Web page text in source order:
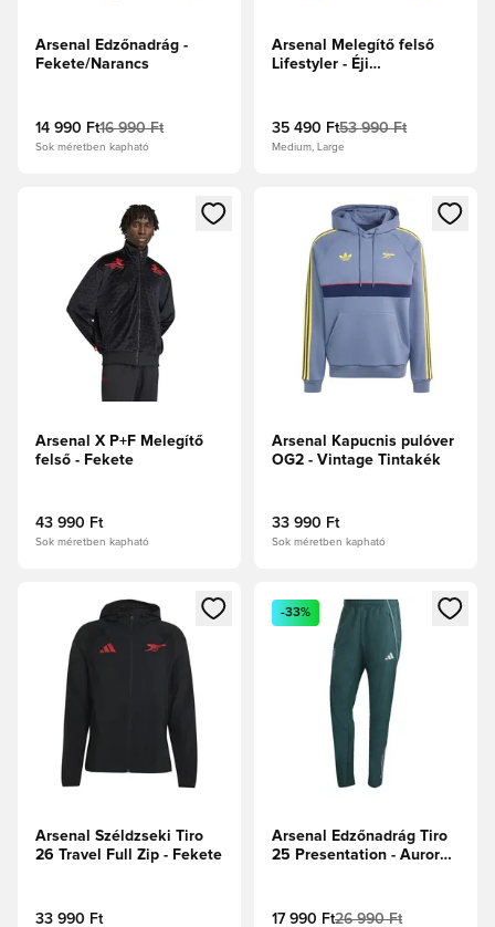
Arsenal Edzőnadrág -
Fekete/Narancs
14 990 Ft16 990 Ft
Sok méretben kapható
Arsenal Melegítő felső
Lifestyler - Éji
35 490 Ft53 990 Ft
Medium, Large
Megnyit egy modált a bejelentkezéshez vagy a tagként
Arsenal X P+F Melegítő
felső - Fekete
43 990 Ft
Sok méretben kapható
Megnyit egy modált a
Arsenal Kapucnis pulóver
OG2 - Vintage Tintakék
33 990 Ft
Sok méretben kapható
Megnyit egy modált a bejelentkezéshez vagy a tagként
Arsenal Széldzseki Tiro
26 Travel Full Zip - Fekete
33 990 Ft
Megnyit egy modált a
-33%
Arsenal Edzőnadrág Tiro
25 Presentation - Aurora
17 990 Ft26 990 Ft